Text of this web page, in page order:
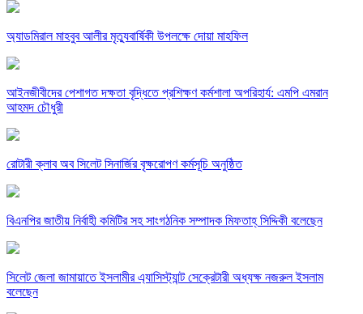
অ্যাডমিরাল মাহবুব আলীর মৃত্যুবার্ষিকী উপলক্ষে দোয়া মাহফিল
‎আইনজীবীদের পেশাগত দক্ষতা বৃদ্ধিতে প্রশিক্ষণ কর্মশালা অপরিহার্য: এমপি এমরান
আহমদ চৌধুরী
রোটারী ক্লাব অব সিলেট সিনার্জির বৃক্ষরোপণ কর্মসূচি অনুষ্ঠিত
বিএনপির জাতীয় নির্বাহী কমিটির সহ সাংগঠনিক সম্পাদক মিফতাহ্ সিদ্দিকী বলেছেন
সিলেট জেলা জামায়াতে ইসলামীর এ্যাসিস্ট্যান্ট সেক্রেটারী অধ্যক্ষ নজরুল ইসলাম
বলেছেন